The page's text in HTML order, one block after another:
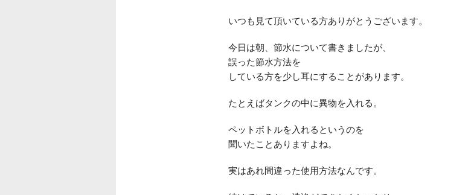
いつも見て頂いている方ありがとうございます。
今日は朝、節水について書きましたが、
誤った節水方法を
している方を少し耳にすることがあります。
たとえばタンクの中に異物を入れる。
ペットボトルを入れるというのを
聞いたことありますよね。
実はあれ間違った使用方法なんです。